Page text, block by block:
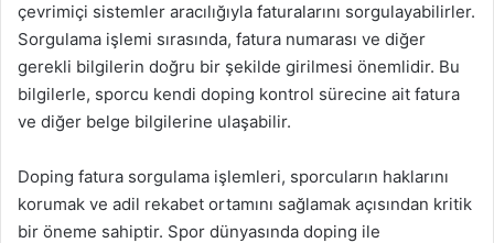
çevrimiçi sistemler aracılığıyla faturalarını sorgulayabilirler.
Sorgulama işlemi sırasında, fatura numarası ve diğer
gerekli bilgilerin doğru bir şekilde girilmesi önemlidir. Bu
bilgilerle, sporcu kendi doping kontrol sürecine ait fatura
ve diğer belge bilgilerine ulaşabilir.
Doping fatura sorgulama işlemleri, sporcuların haklarını
korumak ve adil rekabet ortamını sağlamak açısından kritik
bir öneme sahiptir. Spor dünyasında doping ile